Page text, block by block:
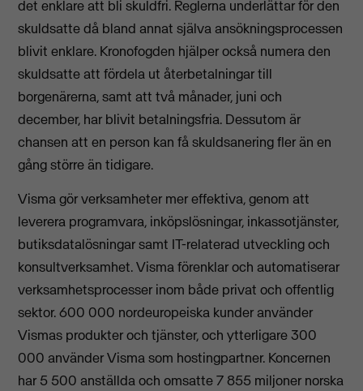
det enklare att bli skuldfri. Reglerna underlättar för den
skuldsatte då bland annat själva ansökningsprocessen
blivit enklare. Kronofogden hjälper också numera den
skuldsatte att fördela ut återbetalningar till
borgenärerna, samt att två månader, juni och
december, har blivit betalningsfria. Dessutom är
chansen att en person kan få skuldsanering fler än en
gång större än tidigare.
Visma gör verksamheter mer effektiva, genom att
leverera programvara, inköpslösningar, inkassotjänster,
butiksdatalösningar samt IT-relaterad utveckling och
konsultverksamhet. Visma förenklar och automatiserar
verksamhetsprocesser inom både privat och offentlig
sektor. 600 000 nordeuropeiska kunder använder
Vismas produkter och tjänster, och ytterligare 300
000 använder Visma som hostingpartner. Koncernen
har 5 500 anställda och omsatte 7 855 miljoner norska